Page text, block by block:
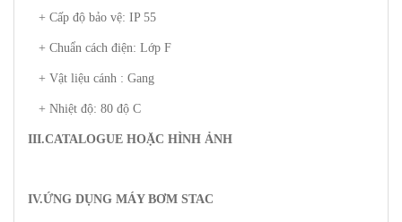
+ Cấp độ bảo vệ: IP 55
+ Chuẩn cách điện: Lớp F
+ Vật liệu cánh : Gang
+ Nhiệt độ: 80 độ C
III.CATALOGUE HOẶC HÌNH ẢNH
IV.ỨNG DỤNG MÁY BƠM STAC